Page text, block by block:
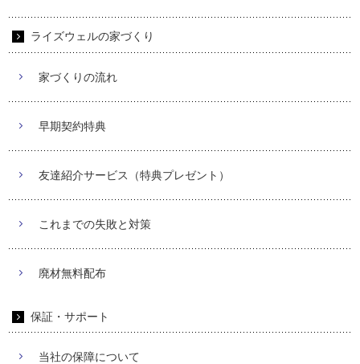
ライズウェルの家づくり
家づくりの流れ
早期契約特典
友達紹介サービス（特典プレゼント）
これまでの失敗と対策
廃材無料配布
保証・サポート
当社の保障について